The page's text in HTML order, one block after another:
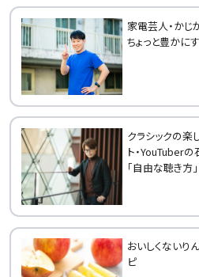
家電芸人・かじ
ちょっと豊かに
クラシックの楽
ト・YouTuberの
「自由な聴き方
おいしくないり
ピ